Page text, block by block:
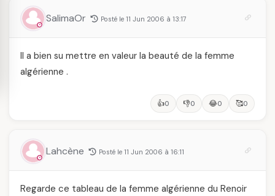
SalimaOr Posté le 11 Jun 2006 à 13:17
Il a bien su mettre en valeur la beauté de la femme
algérienne .
👍0 👎0 😂0 🥰0
Lahcène Posté le 11 Jun 2006 à 16:11
Regarde ce tableau de la femme algérienne du Renoir